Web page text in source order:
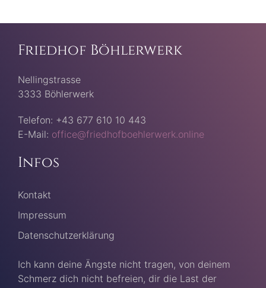
Friedhof Böhlerwerk
Nellingstrasse
3333 Böhlerwerk
Telefon: +43 677 610 10 443
E-Mail: office@friedhofboehlerwerk.online
Infos
Kontakt
Impressum
Datenschutzerklärung
Ich kann deine Ängste nicht tragen, von deinem
Schmerz dich nicht befreien, dir die Last der